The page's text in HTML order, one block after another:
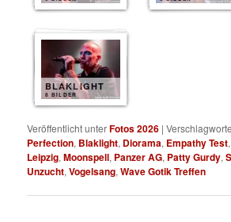
BLAKLIGHT
8 BILDER
Veröffentlicht unterFotos 2026 |
Perfection, Blaklight, Diorama, Empathy Test
Leipzig,Moonspell, Panzer AG, Patty Gurdy,
Unzucht,Vogelsang,Wave Gotik Treffen